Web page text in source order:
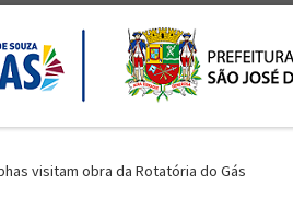
visitam obra da Rotatória do Gás